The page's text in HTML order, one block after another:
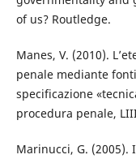
of us? Routledge.
Manes, V. (2010).
penale mediante
specificazione
procedura penale,
Marinucci, G. (2005).